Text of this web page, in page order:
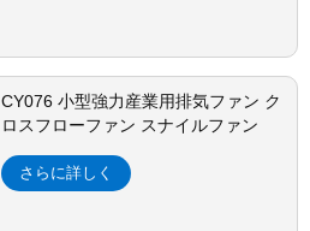
CY076 小型強力産業用排気ファン ク
ロスフローファン スナイルファン
さらに詳しく